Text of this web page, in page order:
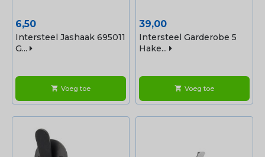
Prijs
6,50
Intersteel Jashaak 695011
G...
shopping_cart Voeg toe
Prijs
39,00
Intersteel Garderobe 5
Hake...
shopping_cart Voeg toe